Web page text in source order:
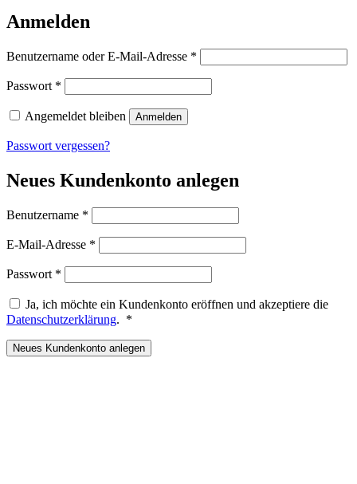
Anmelden
Benutzername oder E-Mail-Adresse *
Passwort *
Angemeldet bleiben Anmelden
Passwort vergessen?
Neues Kundenkonto anlegen
Benutzername *
E-Mail-Adresse *
Passwort *
Ja, ich möchte ein Kundenkonto eröffnen und akzeptiere die
Datenschutzerklärung. *
Neues Kundenkonto anlegen